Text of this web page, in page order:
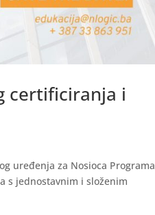
certificiranja i
uređenja za Nosioca Programa
s jednostavnim i složenim